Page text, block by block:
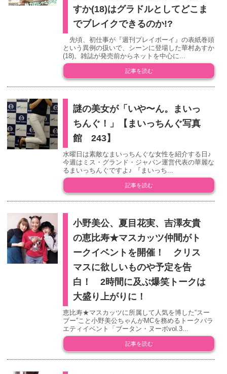
すか(18)はグラドルとしてどこま
でブレイクできるのか!?
先頃、初仕事が『週刊プレイボーイ』の表紙巻頭
という異例の扱いで、シーンに登場した華村あすか
(18)。雑誌が発売前からネットを中心に...
記事を読む
謎の美女が「いや〜ん。まいっ
ちんぐ！」【まいっちんぐ写真
館 243】
水曜日は素敵なまいっちんぐな女性を紹介する日♪
今週はミス・グランド・ジャパン運営代表の華麗な
るまいっちんぐですよ♪ 『まいっち...
記事を読む
小野美公、夏目花実、吉澤友貴
の恵比寿★マスカッツ仲間がト
ークイベントを開催！ クリス
マスに欲しいものや予定を告
白！ 2時間に及ぶ爆笑トークは
大盛り上がりに！
恵比寿★マスカッツに所属して人気を博した“スー
ブー”こと小野美公ちゃんがMCを務めるトークバラ
エティイベント「ブータン・ヌーボvol.3...
記事を読む